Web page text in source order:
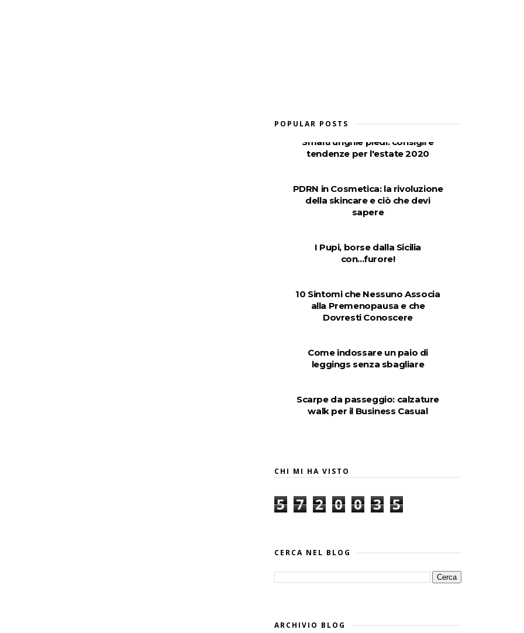
POPULAR POSTS
Smalti unghie piedi: consigli e
tendenze per l'estate 2020
PDRN in Cosmetica: la rivoluzione
della skincare e ciò che devi
sapere
I Pupi, borse dalla Sicilia
con...furore!
10 Sintomi che Nessuno Associa
alla Premenopausa e che
Dovresti Conoscere
Come indossare un paio di
leggings senza sbagliare
Scarpe da passeggio: calzature
walk per il Business Casual
CHI MI HA VISTO
5 7 2 0 0 3 5
CERCA NEL BLOG
ARCHIVIO BLOG